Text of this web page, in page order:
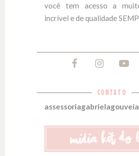
você tem acesso a
incrível e de qualidade
CONTATO